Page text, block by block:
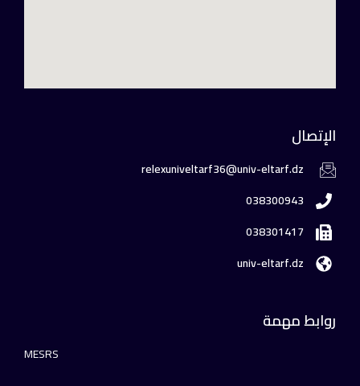
الإتصال
relexuniveltarf36@univ-eltarf.dz
038300943
038301417
univ-eltarf.dz
روابط مهمة
MESRS